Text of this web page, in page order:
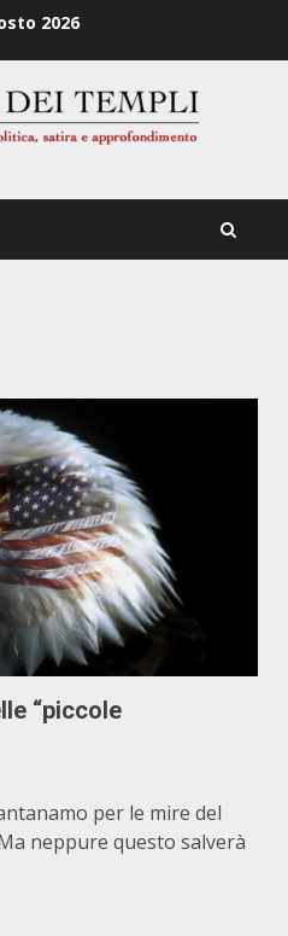
2026
“piccole
per le mire del
neppure questo salverà